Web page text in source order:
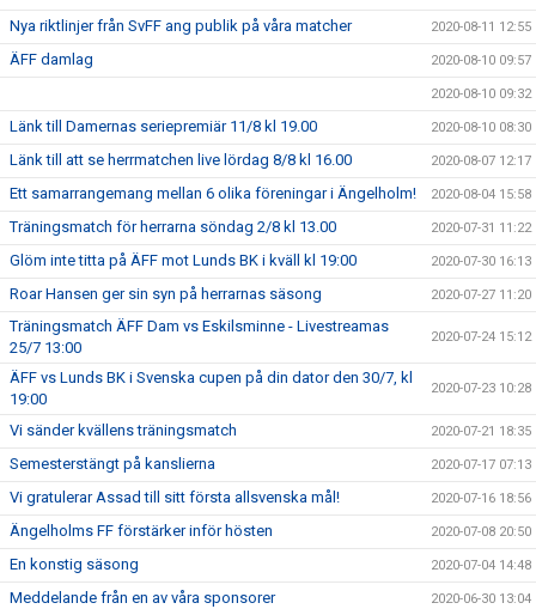
Nya riktlinjer från SvFF ang publik på våra matcher 2020-08-11 12:55
ÄFF damlag 2020-08-10 09:57
2020-08-10 09:32
Länk till Damernas seriepremiär 11/8 kl 19.00 2020-08-10 08:30
Länk till att se herrmatchen live lördag 8/8 kl 16.00 2020-08-07 12:17
Ett samarrangemang mellan 6 olika föreningar i Ängelholm! 2020-08-04 15:58
Träningsmatch för herrarna söndag 2/8 kl 13.00 2020-07-31 11:22
Glöm inte titta på ÄFF mot Lunds BK i kväll kl 19:00 2020-07-30 16:13
Roar Hansen ger sin syn på herrarnas säsong 2020-07-27 11:20
Träningsmatch ÄFF Dam vs Eskilsminne - Livestreamas
25/7 13:00
2020-07-24 15:12
ÄFF vs Lunds BK i Svenska cupen på din dator den 30/7, kl
19:00
2020-07-23 10:28
Vi sänder kvällens träningsmatch 2020-07-21 18:35
Semesterstängt på kanslierna 2020-07-17 07:13
Vi gratulerar Assad till sitt första allsvenska mål! 2020-07-16 18:56
Ängelholms FF förstärker inför hösten 2020-07-08 20:50
En konstig säsong 2020-07-04 14:48
Meddelande från en av våra sponsorer 2020-06-30 13:04